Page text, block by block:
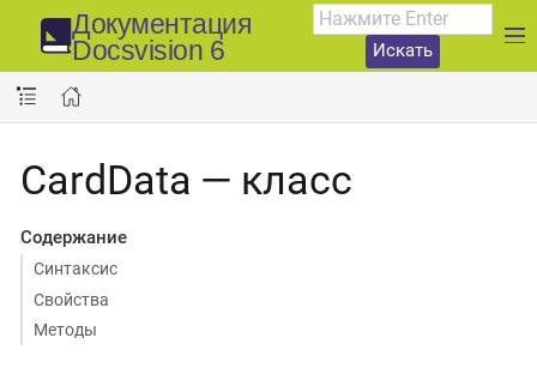
Документация
Docsvision 6
Искать
CardData — класс
Содержание
Синтаксис
Свойства
Методы